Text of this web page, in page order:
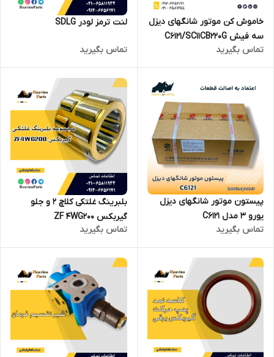
خاموش کن موتور شانگهای دیزل
سه فیش C6121/SC11CB220G
تماس بگیرید
لنت ترمز لودر SDLG
تماس بگیرید
پیستون موتور شانگهای دیزل
یورو 3 مدل C6121
تماس بگیرید
بلبرینگ غلتکی کلاچ 2 و جلو
گیربکس ZF 4WG200
تماس بگیرید